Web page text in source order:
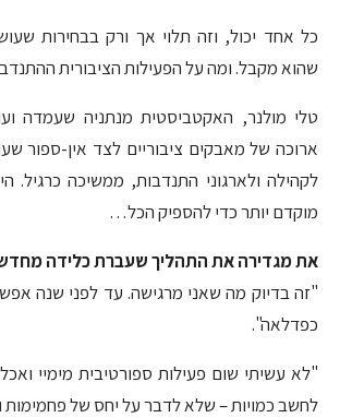
כל אחד יכול, וזה תלוי אך ורק בבחירות
שהוא מקבל. ומה על הפעילות הציבורית
טלי מולנר, האקטביסטית מנתניה שעמדה
ארוכה של מאבקים ציבוריים לצד אין-ספור
לקהילה ולארגוני התנדבות, ממשיכה כרגיל.
מוקדם יותר כדי להספיק הכל…
את מגדירה את התהליך שעברת כלידה
"זה בדיוק מה שאני מרגישה. עד לפני שנה
כפדלאה".
"לא עשיתי שום פעילות ספורטיבית מימיי
לחשב כמויות – שלא לדבר על יחס של פחמימות